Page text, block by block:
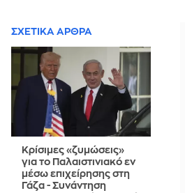
ΣΧΕΤΙΚΑ ΑΡΘΡΑ
Κρίσιμες «ζυμώσεις»
για το Παλαιστινιακό εν
μέσω επιχείρησης στη
Γάζα - Συνάντηση